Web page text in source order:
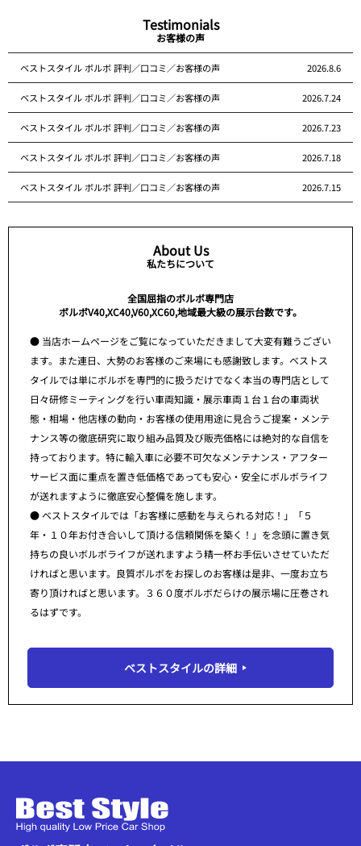
Testimonials
お客様の声
ベストスタイル ボルボ 評判／口コミ／お客様の声 2026.8.6
ベストスタイル ボルボ 評判／口コミ／お客様の声 2026.7.24
ベストスタイル ボルボ 評判／口コミ／お客様の声 2026.7.23
ベストスタイル ボルボ 評判／口コミ／お客様の声 2026.7.18
ベストスタイル ボルボ 評判／口コミ／お客様の声 2026.7.15
About Us
私たちについて
全国屈指のボルボ専門店
ボルボV40,XC40,V60,XC60,地域最大級の展示台数です。
● 当店ホームページをご覧になっていただきまして大変有難うござい
ます。また連日、大勢のお客様のご来場にも感謝致します。ベストス
タイルでは単にボルボを専門的に扱うだけでなく本当の専門店として
日々研修ミーティングを行い車両知識・展示車両１台１台の車両状
態・相場・他店様の動向・お客様の使用用途に見合うご提案・メンテ
ナンス等の徹底研究に取り組み品質及び販売価格には絶対的な自信を
持っております。特に輸入車に必要不可欠なメンテナンス・アフター
サービス面に重点を置き低価格であっても安心・安全にボルボライフ
が送れますように徹底安心整備を施します。
● ベストスタイルでは「お客様に感動を与えられる対応！」「５
年・１０年お付き合いして頂ける信頼関係を築く！」を念頭に置き気
持ちの良いボルボライフが送れますよう精一杯お手伝いさせていただ
ければと思います。良質ボルボをお探しのお客様は是非、一度お立ち
寄り頂ければと思います。３６０度ボルボだらけの展示場に圧巻され
るはずです。
ベストスタイルの詳細